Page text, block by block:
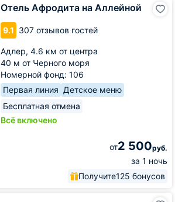
Отель Афродита на Аллейной
9.1 307 отзывов гостей
Адлер, 4.6 км от центра
40 м от Черного моря
Номерной фонд: 106
Первая линия Детское меню
Бесплатная отмена
Всё включено
от2 500руб.
за 1 ночь
Получите125 бонусов